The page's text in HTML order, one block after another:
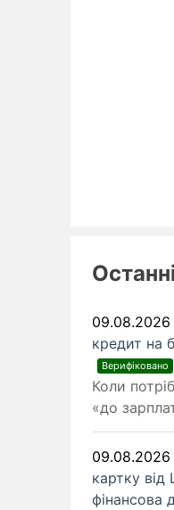
09.08.2026
кредит на
Верифіковано
Коли
«до
09.08.2026
картку
фінансова